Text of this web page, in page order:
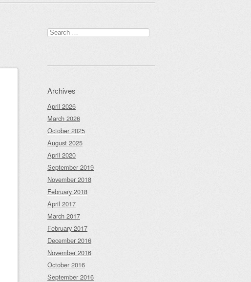
Search
for:
Archives
April 2026
March 2026
October 2025
August 2025
April 2020
September 2019
November 2018
February 2018
April 2017
March 2017
February 2017
December 2016
November 2016
October 2016
September 2016